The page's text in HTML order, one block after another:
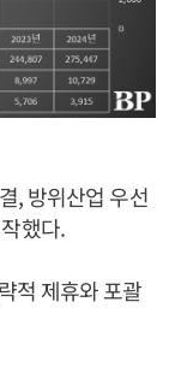
, 방위산업 우선
했다.
적 제휴와 포괄